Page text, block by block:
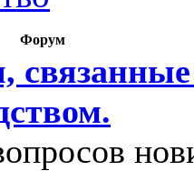
Форум